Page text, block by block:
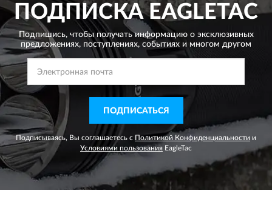
ПОДПИСКАEAGLETAC
Подпишись, чтобы получать информацию о эксклюзивных
предложениях, поступлениях, событиях и многом другом
ПОДПИСАТЬСЯ
Подписываясь, Вы соглашаетесь с Политикой Конфиденциальности и
Условиями пользования EagleTac